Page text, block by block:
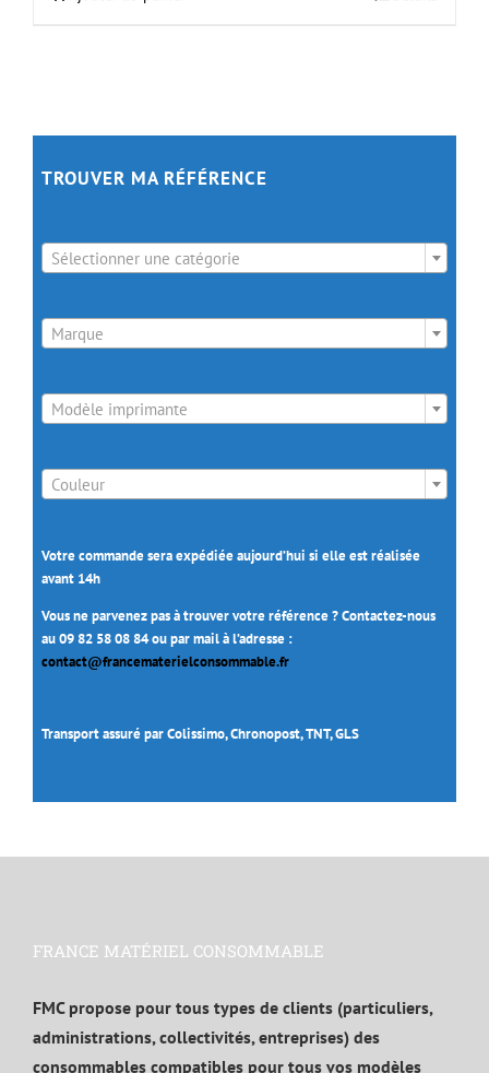
TROUVER MA RÉFÉRENCE
Sélectionner une catégorie
Marque
Modèle imprimante
Couleur
Votre commande sera expédiée aujourd’hui si elle est réalisée
avant 14h
Vous ne parvenez pas à trouver votre référence ? Contactez-nous
au 09 82 58 08 84 ou par mail à l’adresse :
contact@francematerielconsommable.fr
Transport assuré par Colissimo, Chronopost, TNT, GLS
FRANCE MATÉRIEL CONSOMMABLE
FMC propose pour tous types de clients (particuliers,
administrations, collectivités, entreprises) des
consommables compatibles pour tous vos modèles